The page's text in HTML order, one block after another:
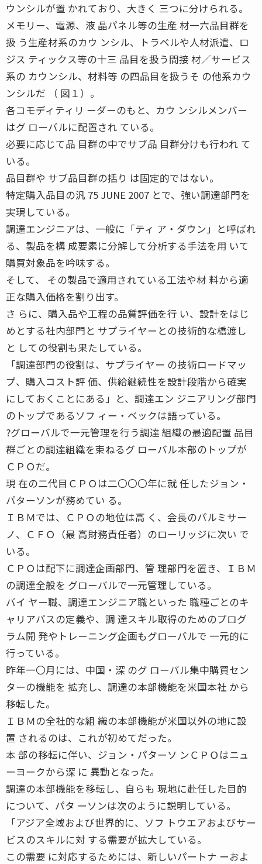
ウンシルが置 かれており、大きく 三つに分けられる。
メモリー、電源、液 晶パネル等の生産 材一六品目群を
扱 う生産材系のカウ ンシル、トラベルや人材派遣、ロ
ジス ティックス等の十三 品目を扱う間接 材／サービス
系の カウンシル、材料等 の四品目を扱うそ の他系カウ
ンシルだ （ 図１）。
各コモディティリ ーダーのもと、カウ ンシルメンバー
はグ ローバルに配置され ている。
必要に応じて品 目群の中でサブ品 目群分けも行われ て
いる。
品目群や サブ品目群の括り は固定的ではない。
特定購入品目の汎 75 JUNE 2007 とで、強い調達部門を
実現している。
調達エンジニアは、一般に「ティ ア・ダウン」と呼ばれ
る、製品を構 成要素に分解して分析する手法を用 いて
購買対象品を吟味する。
そして、 その製品で適用されている工法や材 料から適
正な購入価格を割り出す。
さ らに、購入品や工程の品質評価を行 い、設計をはじ
めとする社内部門と サプライヤーとの技術的な橋渡し
と しての役割も果たしている。
「調達部門の役割は、サプライヤー の技術ロードマッ
プ、購入コスト評 価、供給継続性を設計段階から確実
にしておくことにある」と、調達エン ジニアリング部門
のトップであるソフ ィー・ベックは語っている。
?グローバルで一元管理を行う調達 組織の最適配置 品目
群ごとの調達組織を束ねるグ ローバル本部のトップが
ＣＰＯだ。
現 在の二代目ＣＰＯは二〇〇〇年に就 任したジョン・
パターソンが務めてい る。
ＩＢＭでは、ＣＰＯの地位は高 く、会長のパルミサー
ノ、ＣＦＯ（最 高財務責任者）のローリッジに次い で
いる。
ＣＰＯは配下に調達企画部門、管 理部門を置き、ＩＢＭ
の調達全般を グローバルで一元管理している。
バイ ヤー職、調達エンジニア職といった 職種ごとのキ
ャリアパスの定義や、調 達スキル取得のためのプログ
ラム開 発やトレーニング企画もグローバルで 一元的に
行っている。
昨年一〇月には、中国・深 のグ ローバル集中購買セン
ターの機能を 拡充し、調達の本部機能を米国本社 から
移転した。
ＩＢＭの全社的な組 織の本部機能が米国以外の地に設
置 されるのは、これが初めてだった。
本 部の移転に伴い、ジョン・パターソ ンＣＰＯはニュ
ーヨークから深 に 異動となった。
調達の本部機能を移転し、自らも 現地に赴任した目的
について、パタ ーソンは次のように説明している。
「アジア全域および世界的に、ソフ トウエアおよびサー
ビスのスキルに対 する需要が拡大している。
この需要 に対応するためには、新しいパートナ ーおよ